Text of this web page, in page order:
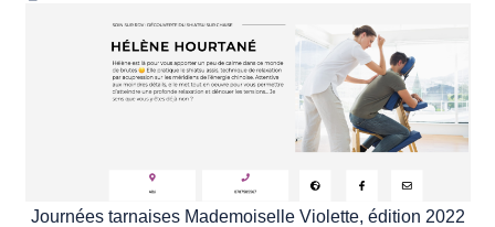
Journées tarnaises Mademoiselle Violette, édition 2022